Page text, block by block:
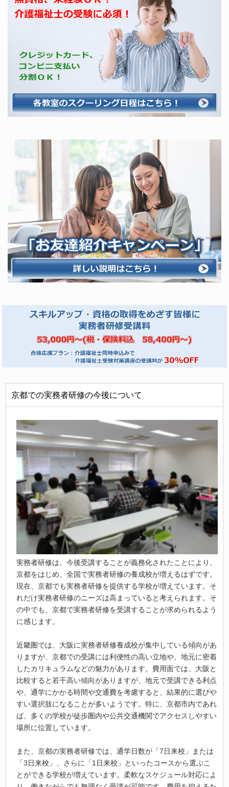
京都での実務者研修の今後について
実務者研修は、今後受講することが義務化されたことにより、
京都をはじめ、全国で実務者研修の養成校が増えるはずです。
現在、京都でも実務者研修を提供する学校が増えています。そ
れだけ実務者研修のニーズは高まっていると考えられます。そ
の中でも、京都で実務者研修を受講することが求められるよう
に感じます。
近畿圏では、大阪に実務者研修養成校が集中している傾向があ
りますが、京都での受講には利便性の高い立地や、地元に密着
したカリキュラムなどの魅力があります。費用面では、大阪と
比較すると若干高い傾向がありますが、地元で受講できる利点
や、通学にかかる時間や交通費を考慮すると、結果的に選びや
すい選択肢になることが多いようです。特に、京都市内であれ
ば、多くの学校が徒歩圏内や公共交通機関でアクセスしやすい
場所に位置しています。
また、京都の実務者研修では、通学日数が「7日来校」または
「3日来校」、さらに「1日来校」といったコースから選ぶこ
とができる学校が増えています。柔軟なスケジュール対応によ